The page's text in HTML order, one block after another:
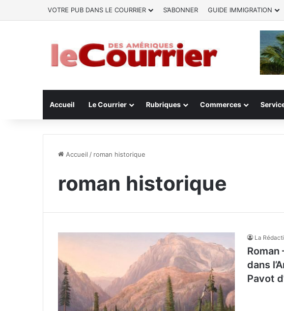
VOTRE PUB DANS LE COURRIER S’ABONNER GUIDE IMMIGRATION
Accueil Le Courrier Rubriques Commerces
Accueil / roman historique
roman historique
La
Roman
dans
Pavot